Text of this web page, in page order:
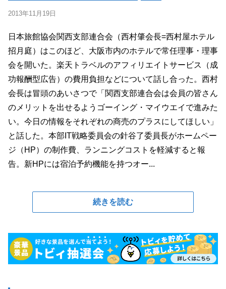
2013年11月19日
日本旅館協会関西支部連合会（西村肇会長=西村屋ホテル
招月庭）はこのほど、大阪市内のホテルで常任理事・理事
会を開いた。楽天トラベルのアフィリエイトサービス（成
功報酬型広告）の費用負担などについて話し合った。西村
会長は冒頭のあいさつで「関西支部連合会は会員の皆さん
のメリットを出せるようゴーイング・マイウエイで進みた
い。今日の情報をそれぞれの商売のプラスにしてほしい」
と話した。本部IT戦略委員会の針谷了委員長がホームペー
ジ（HP）の制作費、ランニングコストを軽減すると報
告。新HPには宿泊予約機能を持つオー...
続きを読む